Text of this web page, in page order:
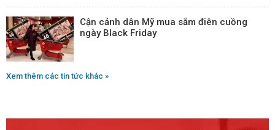
Cận cảnh dân Mỹ mua sắm điên cuồng
ngày Black Friday
Xem thêm các tin tức khác »